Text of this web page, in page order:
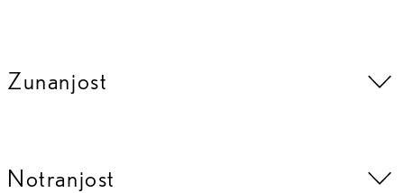
Zunanjost
Notranjost